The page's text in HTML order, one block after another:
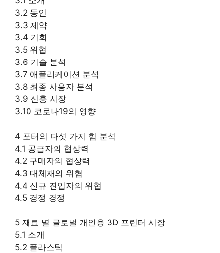
3.2 동인
3.3 제약
3.4 기회
3.5 위협
3.6 기술 분석
3.7 애플리케이션 분석
3.8 최종 사용자 분석
3.9 신흥 시장
3.10 코로나19의 영향
4 포터의 다섯 가지 힘 분석
4.1 공급자의 협상력
4.2 구매자의 협상력
4.3 대체재의 위협
4.4 신규 진입자의 위협
4.5 경쟁 경쟁
5 재료 별 글로벌 개인용 3D 프린터 시장
5.1 소개
5.2 플라스틱